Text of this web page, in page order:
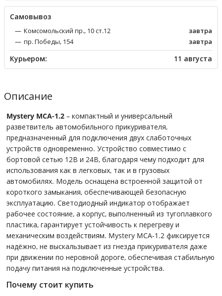
Cамовывоз
Комсомольский пр., 10 ст.12
завтра
пр. Победы, 154
завтра
Курьером: 11 августа
Описание
Mystery MCA-1.2 – компактный и универсальный
разветвитель автомобильного прикуривателя,
предназначенный для подключения двух слаботочных
устройств одновременно. Устройство совместимо с
бортовой сетью 12В и 24В, благодаря чему подходит для
использования как в легковых, так и в грузовых
автомобилях. Модель оснащена встроенной защитой от
короткого замыкания, обеспечивающей безопасную
эксплуатацию. Светодиодный индикатор отображает
рабочее состояние, а корпус, выполненный из тугоплавкого
пластика, гарантирует устойчивость к перегреву и
механическим воздействиям. Mystery MCA-1.2 фиксируется
надёжно, не выскальзывает из гнезда прикуривателя даже
при движении по неровной дороге, обеспечивая стабильную
подачу питания на подключенные устройства.
Почему стоит купить